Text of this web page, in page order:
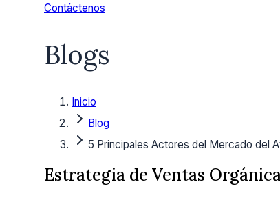
Contáctenos
Blogs
Inicio
Blog
5 Principales Actores del Mercado del
Estrategia de Ventas